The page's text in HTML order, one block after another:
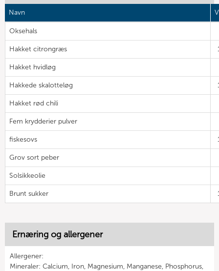
Navn
Oksehals
Hakket citrongræs
Hakket hvidløg
Hakkede skalotteløg
Hakket rød chili
Fem krydderier pulver
fiskesovs
Grov sort peber
Solsikkeolie
Brunt sukker
Ernæring og allergener
Allergener:
Mineraler: Calcium, Iron, Magnesium, Manganese, Phosphorus,